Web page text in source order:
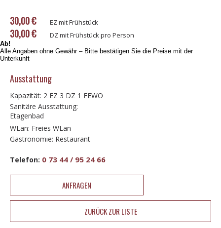
30,00 € EZ mit Frühstück
30,00 € DZ mit Frühstück pro Person
Ab!
Alle Angaben ohne Gewähr – Bitte bestätigen Sie die Preise mit der
Unterkunft
Ausstattung
Kapazität: 2 EZ 3 DZ 1 FEWO
Sanitäre Ausstattung:
Etagenbad
WLan: Freies WLan
Gastronomie: Restaurant
Telefon: 0 73 44 / 95 24 66
ANFRAGEN
ZURÜCK ZUR LISTE